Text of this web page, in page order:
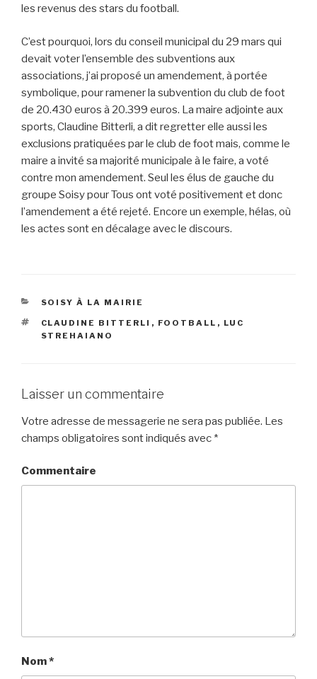
les revenus des stars du football.
C’est pourquoi, lors du conseil municipal du 29 mars qui
devait voter l’ensemble des subventions aux
associations, j’ai proposé un amendement, à portée
symbolique, pour ramener la subvention du club de foot
de 20.430 euros à 20.399 euros. La maire adjointe aux
sports, Claudine Bitterli, a dit regretter elle aussi les
exclusions pratiquées par le club de foot mais, comme le
maire a invité sa majorité municipale à le faire, a voté
contre mon amendement. Seul les élus de gauche du
groupe Soisy pour Tous ont voté positivement et donc
l’amendement a été rejeté. Encore un exemple, hélas, où
les actes sont en décalage avec le discours.
CATÉGORIES
SOISY À LA MAIRIE
ÉTIQUETTES
CLAUDINE BITTERLI , FOOTBALL , LUC
STREHAIANO
Laisser un commentaire
Votre adresse de messagerie ne sera pas publiée. Les
champs obligatoires sont indiqués avec *
Commentaire
Nom*